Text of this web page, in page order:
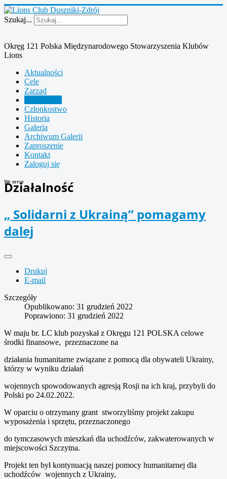
Szukaj...
Okręg 121 Polska Międzynarodowego Stowarzyszenia Klubów
Lions
Aktualności
Cele
Zarząd
Członkostwo
Historia
Galeria
Archiwum Galerii
Zaproszenie
Kontakt
Zaloguj się
We serve
Działalność
„ Solidarni z Ukrainą” pomagamy
dalej
Drukuj
E-mail
Szczegóły
Opublikowano: 31 grudzień 2022
Poprawiono: 31 grudzień 2022
W maju br. LC klub pozyskał z Okręgu 121 POLSKA celowe
środki finansowe, przeznaczone na
działania humanitarne związane z pomocą dla obywateli Ukrainy,
którzy w wyniku działań
wojennych spowodowanych agresją Rosji na ich kraj, przybyli do
Polski po 24.02.2022.
W oparciu o otrzymany grant stworzyliśmy projekt zakupu
wyposażenia i sprzętu, przeznaczonego
do tymczasowych mieszkań dla uchodźców, zakwaterowanych w
miejscowości Szczytna.
Projekt ten był kontynuacją naszej pomocy humanitarnej dla
uchodźców wojennych z Ukrainy,